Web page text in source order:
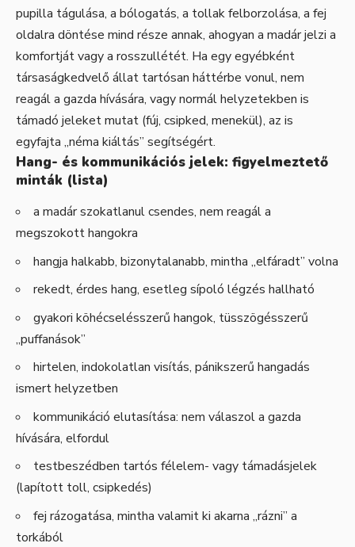
pupilla tágulása, a bólogatás, a tollak felborzolása, a fej
oldalra döntése mind része annak, ahogyan a madár jelzi a
komfortját vagy a rosszullétét. Ha egy egyébként
társaságkedvelő állat tartósan háttérbe vonul, nem
reagál a gazda hívására, vagy normál helyzetekben is
támadó jeleket mutat (fúj, csipked, menekül), az is
egyfajta „néma kiáltás” segítségért.
Hang- és kommunikációs jelek: figyelmeztető
minták (lista)
a madár szokatlanul csendes, nem reagál a
megszokott hangokra
hangja halkabb, bizonytalanabb, mintha „elfáradt” volna
rekedt, érdes hang, esetleg sípoló légzés hallható
gyakori köhécselésszerű hangok, tüsszögésszerű
„puffanások”
hirtelen, indokolatlan visítás, pánikszerű hangadás
ismert helyzetben
kommunikáció elutasítása: nem válaszol a gazda
hívására, elfordul
testbeszédben tartós félelem- vagy támadásjelek
(lapított toll, csipkedés)
fej rázogatása, mintha valamit ki akarna „rázni” a
torkából